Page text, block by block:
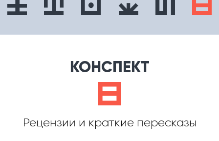
КОНСПЕКТ
f
Рецензии и краткие пересказы